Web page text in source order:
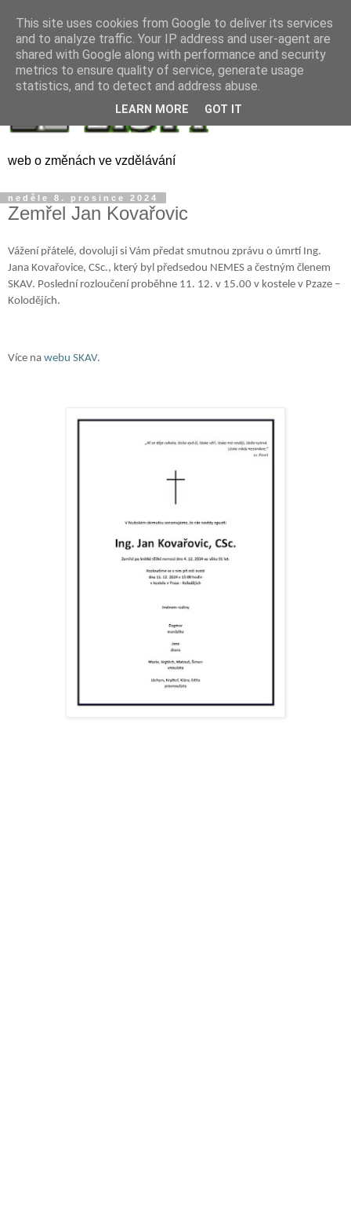
web o změnách ve vzdělávání
neděle 8. prosince 2024
Zemřel Jan Kovařovic
Vážení přátelé, dovoluji si Vám předat smutnou zprávu o úmrtí Ing.
Jana Kovařovice, CSc., který byl předsedou NEMES a čestným členem
SKAV. Poslední rozloučení proběhne 11. 12. v 15.00 v kostele v Pzaze –
Kolodějích.
Více na webu SKAV.
This site uses cookies from Google to deliver its services
and to analyze traffic. Your IP address and user-agent are
shared with Google along with performance and security
metrics to ensure quality of service, generate usage
statistics, and to detect and address abuse.
LEARN MORE GOT IT